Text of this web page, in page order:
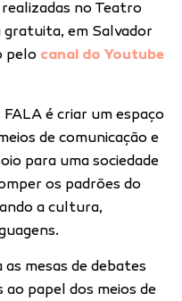
no Teatro
em Salvador
pelo canal do Youtube
é criar um espaço
de comunicação e
para uma sociedade
os padrões do
a cultura,
mesas de debates
papel dos meios de